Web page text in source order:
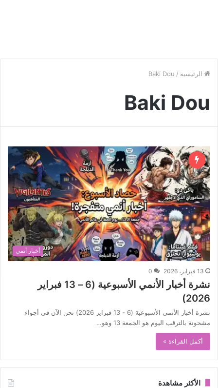
الرئيسية /
Baki Dou
Baki Dou
أخبار أنمي
13 فبراير، 2026 0
نشرة أخبار الأنمي الأسبوعية (6 – 13 فبراير
2026)
نشرة أخبار الأنمي الأسبوعية (6 - 13 فبراير 2026) نحن الآن في أجواء
مشحونة بالترقب اليوم هو الجمعة 13 وهو…
أكمل القراءة »
الأكثر مشاهدة